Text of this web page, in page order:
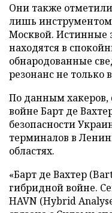
Они также
лишь инструментом
Москвой. Истинные
находятся в
обнародованные
резонанс не только
По данным хакеров,
войне Барт де
безопасности
терминалов в
областях.
«Барт де Вахтер
гибридной войне.
HAVN (Hybrid